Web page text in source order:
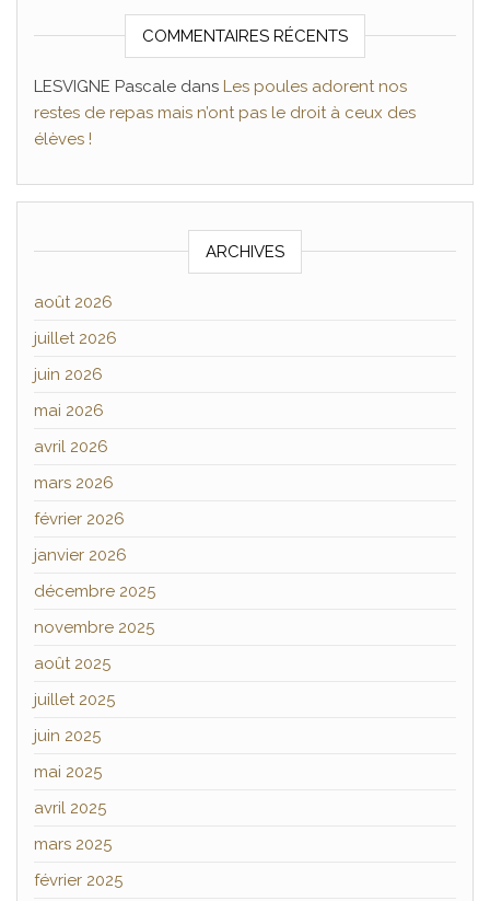
COMMENTAIRES RÉCENTS
LESVIGNE Pascale dans Les poules adorent nos
restes de repas mais n’ont pas le droit à ceux des
élèves !
ARCHIVES
août 2026
juillet 2026
juin 2026
mai 2026
avril 2026
mars 2026
février 2026
janvier 2026
décembre 2025
novembre 2025
août 2025
juillet 2025
juin 2025
mai 2025
avril 2025
mars 2025
février 2025